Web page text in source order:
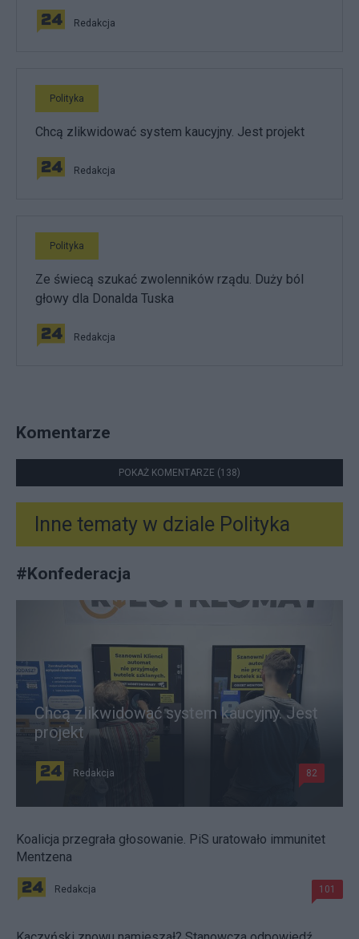
Redakcja
Polityka
Chcą zlikwidować system kaucyjny. Jest projekt
Redakcja
Polityka
Ze świecą szukać zwolenników rządu. Duży ból
głowy dla Donalda Tuska
Redakcja
Komentarze
POKAŻ KOMENTARZE (138)
Inne tematy w dziale Polityka
#Konfederacja
Chcą zlikwidować system kaucyjny. Jest
projekt
Redakcja 82
Koalicja przegrała głosowanie. PiS uratowało immunitet
Mentzena
Redakcja 101